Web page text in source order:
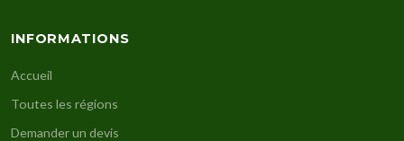
INFORMATIONS
Accueil
Toutes les régions
Demander un devis